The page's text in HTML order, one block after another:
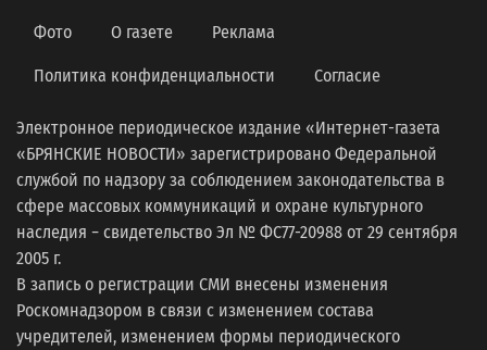
Фото О газете Реклама
Политика конфиденциальности Согласие
Электронное периодическое издание «Интернет-газета
«БРЯНСКИЕ НОВОСТИ» зарегистрировано Федеральной
службой по надзору за соблюдением законодательства в
сфере массовых коммуникаций и охране культурного
наследия − свидетельство Эл № ФС77-20988 от 29 сентября
2005 г.
В запись о регистрации СМИ внесены изменения
Роскомнадзором в связи с изменением состава
учредителей, изменением формы периодического